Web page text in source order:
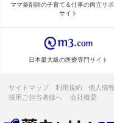
ママ薬剤師の子育て＆仕事の両立サポ
サイト
日本最大級の医療専門サイト
サイトマップ 利用規約 個人情
採用ご担当者様へ
会社概要